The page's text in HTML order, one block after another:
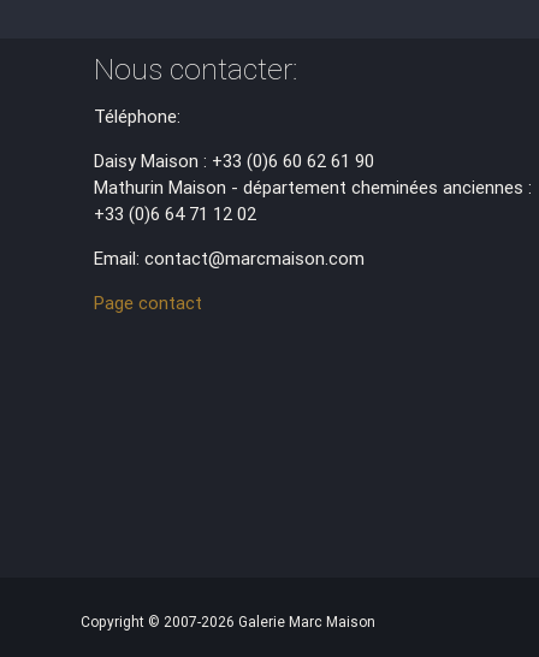
Nous contacter:
Téléphone:
Daisy Maison : +33 (0)6 60 62 61 90
Mathurin Maison - département cheminées anciennes :
+33 (0)6 64 71 12 02
Email: contact@marcmaison.com
Page contact
Copyright © 2007-2026 Galerie Marc Maison